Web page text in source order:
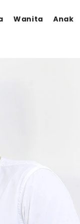
Wanita Anak